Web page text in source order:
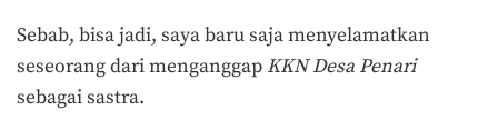
Sebab, bisa jadi, saya baru saja menyelamatkan
seseorang dari menganggap KKN Desa Penari
sebagai sastra.